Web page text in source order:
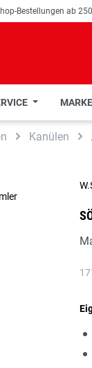
Bestellungen ab
Kanülen